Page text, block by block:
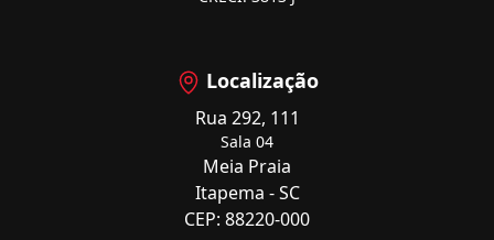
Localização
Rua 292, 111
Sala 04
Meia Praia
Itapema - SC
CEP: 88220-000